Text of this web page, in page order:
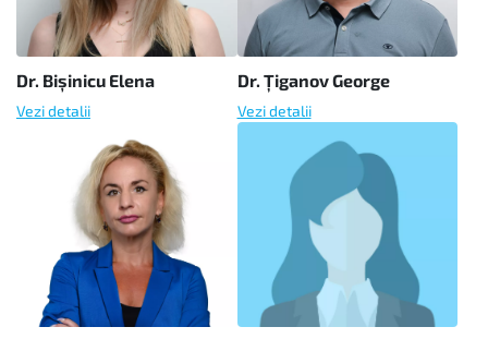
Dr. Bișinicu Elena
Vezi detalii
Dr. Țiganov George
Vezi detalii